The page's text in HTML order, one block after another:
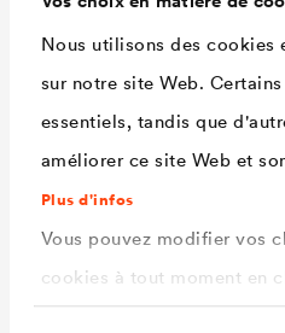
Nous utilisons des cookies
sur notre site Web.
essentiels, tandis que
améliorer ce site Web et
Plus d'infos
Vous pouvez modifier vos
cookies à tout moment en
techniques
Matériau
Epaisseur
env. 2
Diamètre
env.